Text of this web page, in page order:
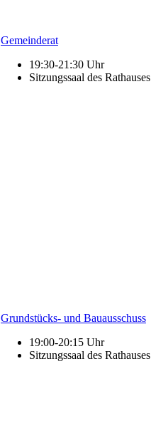
Gemeinderat
19:30-21:30 Uhr
Sitzungssaal des Rathauses
Grundstücks- und Bauausschuss
19:00-20:15 Uhr
Sitzungssaal des Rathauses